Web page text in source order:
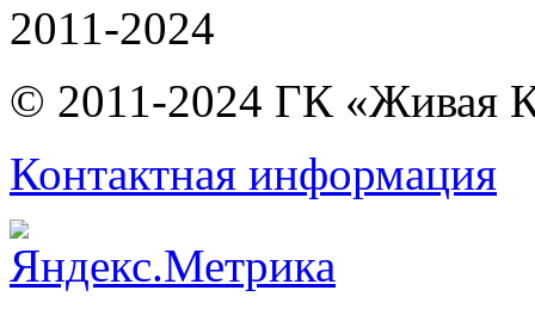
2011-2024
© 2011-2024 ГК «Живая
Контактная информация